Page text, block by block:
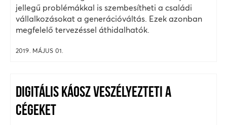
jellegű problémákkal is szembesítheti a családi
vállalkozásokat a generációváltás. Ezek azonban
megfelelő tervezéssel áthidalhatók.
2019. MÁJUS 01.
DIGITÁLIS KÁOSZ VESZÉLYEZTETI A
CÉGEKET